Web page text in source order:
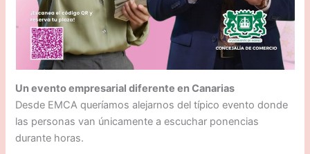
Un evento empresarial diferente en Canarias
Desde EMCA queríamos alejarnos del típico evento donde
las personas van únicamente a escuchar ponencias
durante horas.